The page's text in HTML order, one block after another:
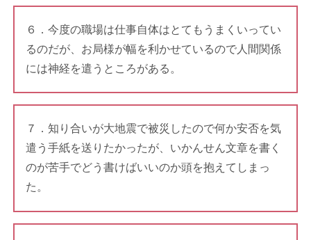
６．今度の職場は仕事自体はとてもうまくいってい
るのだが、お局様が幅を利かせているので人間関係
には神経を遣うところがある。
７．知り合いが大地震で被災したので何か安否を気
遣う手紙を送りたかったが、いかんせん文章を書く
のが苦手でどう書けばいいのか頭を抱えてしまっ
た。